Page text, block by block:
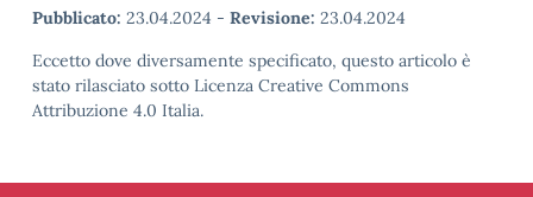
Pubblicato: 23.04.2024 - Revisione: 23.04.2024
Eccetto dove diversamente specificato, questo articolo è
stato rilasciato sotto Licenza Creative Commons
Attribuzione 4.0 Italia.